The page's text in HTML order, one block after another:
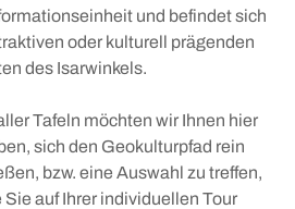
+
und befindet sich
oder kulturell prägenden
des Isarwinkels.
Tafeln möchten wir Ihnen hier
sich den Geokulturpfad rein
bzw. eine Auswahl zu treffen,
auf Ihrer individuellen Tour